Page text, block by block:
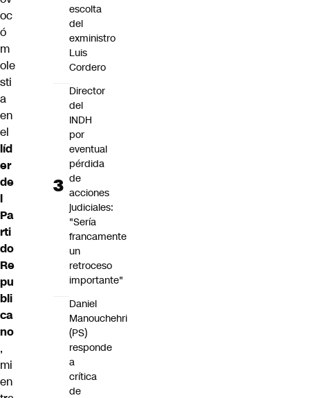
oc
ó
m
ole
sti
a
en
el
líd
er
de
l
Pa
rti
do
Re
pu
bli
ca
no
,
mi
en
escolta
del
exministro
Luis
Cordero
Director
del
INDH
por
eventual
pérdida
de
acciones
judiciales:
"Sería
francamente
un
retroceso
importante"
Daniel
Manouchehri
(PS)
responde
a
crítica
de